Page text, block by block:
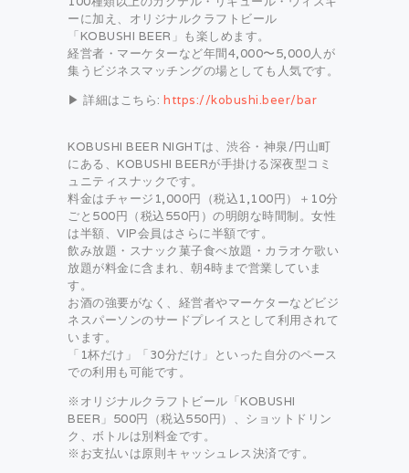
ーに加え、オリジナルクラフトビール
「KOBUSHI BEER」も楽しめます。
経営者・マーケターなど年間4,000〜5,000人が
集うビジネスマッチングの場としても人気です。
▶ 詳細はこちら: https://kobushi.beer/bar
KOBUSHI BEER NIGHTは、渋谷・神泉/円山町
にある、KOBUSHI BEERが手掛ける深夜型コミ
ュニティスナックです。
料金はチャージ1,000円（税込1,100円）＋10分
ごと500円（税込550円）の明朗な時間制。女性
は半額、VIP会員はさらに半額です。
飲み放題・スナック菓子食べ放題・カラオケ歌い
放題が料金に含まれ、朝4時まで営業していま
す。
お酒の強要がなく、経営者やマーケターなどビジ
ネスパーソンのサードプレイスとして利用されて
います。
「1杯だけ」「30分だけ」といった自分のペース
での利用も可能です。
※オリジナルクラフトビール「KOBUSHI
BEER」500円（税込550円）、ショットドリン
ク、ボトルは別料金です。
※お支払いは原則キャッシュレス決済です。